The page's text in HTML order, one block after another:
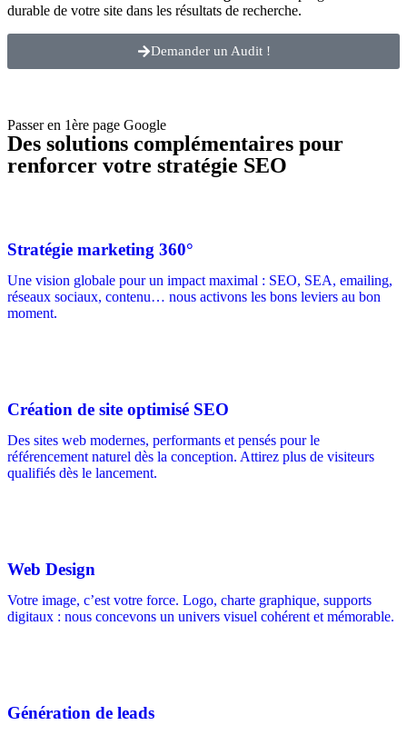
durable de votre site dans les résultats de recherche.
Demander un Audit !
Passer en 1ère page Google
Des solutions complémentaires pour
renforcer votre stratégie SEO
Stratégie marketing 360°
Une vision globale pour un impact maximal : SEO, SEA, emailing,
réseaux sociaux, contenu… nous activons les bons leviers au bon
moment.
Création de site optimisé SEO
Des sites web modernes, performants et pensés pour le
référencement naturel dès la conception. Attirez plus de visiteurs
qualifiés dès le lancement.
Web Design
Votre image, c’est votre force. Logo, charte graphique, supports
digitaux : nous concevons un univers visuel cohérent et mémorable.
Génération de leads